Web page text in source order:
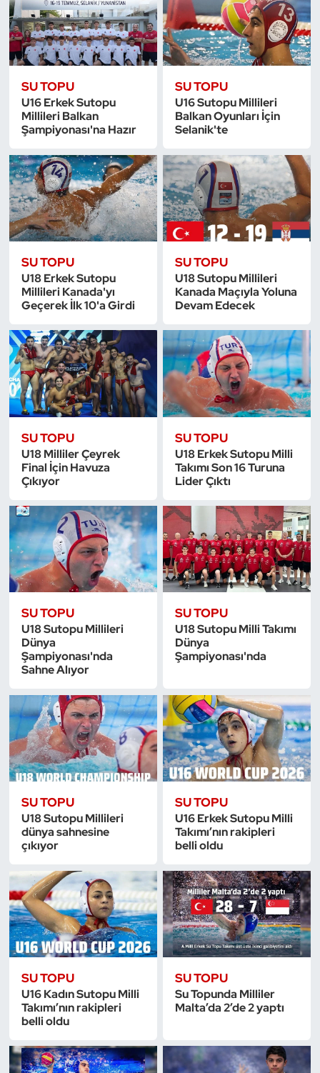
SU TOPU
U16 Erkek Sutopu
Millileri Balkan
Şampiyonası'na Hazır
SU TOPU
U16 Sutopu Millileri
Balkan Oyunları İçin
Selanik'te
SU TOPU
U18 Erkek Sutopu
Millileri Kanada'yı
Geçerek İlk 10'a Girdi
SU TOPU
U18 Sutopu Millileri
Kanada Maçıyla Yoluna
Devam Edecek
SU TOPU
U18 Milliler Çeyrek
Final İçin Havuza
Çıkıyor
SU TOPU
U18 Erkek Sutopu Milli
Takımı Son 16 Turuna
Lider Çıktı
SU TOPU
U18 Sutopu Millileri
Dünya
Şampiyonası'nda
Sahne Alıyor
SU TOPU
U18 Sutopu Milli Takımı
Dünya
Şampiyonası'nda
SU TOPU
U18 Sutopu Millileri
dünya sahnesine
çıkıyor
SU TOPU
U16 Erkek Sutopu Milli
Takımı’nın rakipleri
belli oldu
SU TOPU
U16 Kadın Sutopu Milli
Takımı’nın rakipleri
belli oldu
SU TOPU
Su Topunda Milliler
Malta’da 2’de 2 yaptı
Futsal
Genel
Golf
Güreş
Halter
Hava Sporları
Hentbol
İşitme Engelli Sporcular
Judo ve Kuraş
Kano ve Rafting
Karate
Kayak
Kempo
Kick Boks
Kürek
Masa Tenisi
Modern Pentatlon
Motor Sporları
Muay Thai
Okçuluk
Optimist
Oryantiring
Özel Sporcular
Paralimpik
Ragbi
Satranç
Su Topu
Sualtı Sporları
Tekvando
Tenis